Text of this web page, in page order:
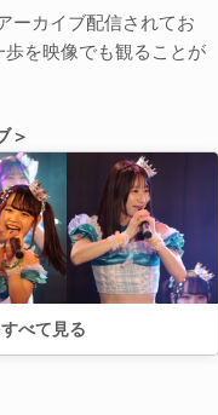
ーカイブ配信されてお
を映像でも観ることが
＞
べて見る